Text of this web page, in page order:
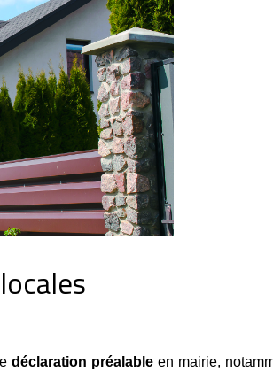
déclaration préalable en mairie,